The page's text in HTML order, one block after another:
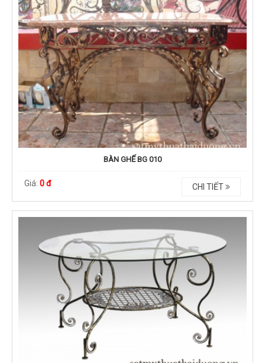
BÀN GHẾ BG 010
Giá: 0 đ CHI TIẾT